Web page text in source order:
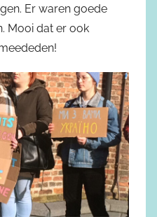
Er waren goede
Mooi dat er ook